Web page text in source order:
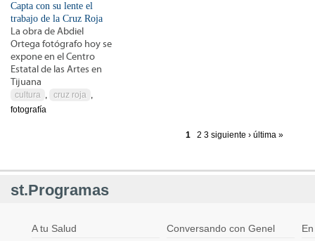
Capta con su lente el
trabajo de la Cruz Roja
La obra de Abdiel
Ortega fotógrafo hoy se
expone en el Centro
Estatal de las Artes en
Tijuana
cultura , cruz roja ,
fotografía
1 2 3 siguiente › última »
st.Programas
A tu Salud Conversando con Genel